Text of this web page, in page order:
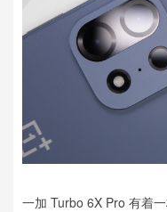
一加 Turbo 6X Pro 有着